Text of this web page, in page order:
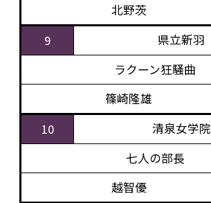
北野茨
9
県立新羽
ラクーン狂騒曲
篠崎隆雄
10
清泉女学院
七人の部長
越智優